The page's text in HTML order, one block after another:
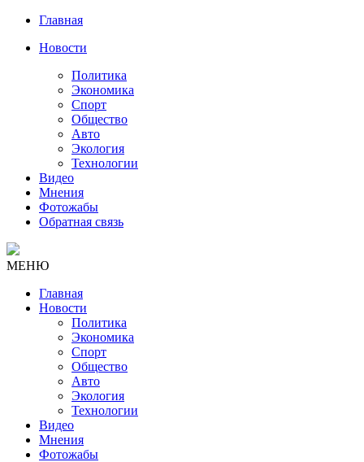
Главная
Новости
Политика
Экономика
Спорт
Общество
Авто
Экология
Технологии
Видео
Мнения
Фотожабы
Обратная связь
МЕНЮ
Главная
Новости
Политика
Экономика
Спорт
Общество
Авто
Экология
Технологии
Видео
Мнения
Фотожабы